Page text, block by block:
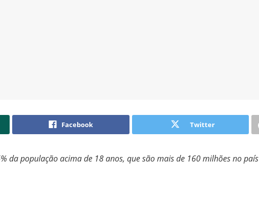
Facebook Twitter
da população acima de 18 anos, que são mais de 160 milhões no país